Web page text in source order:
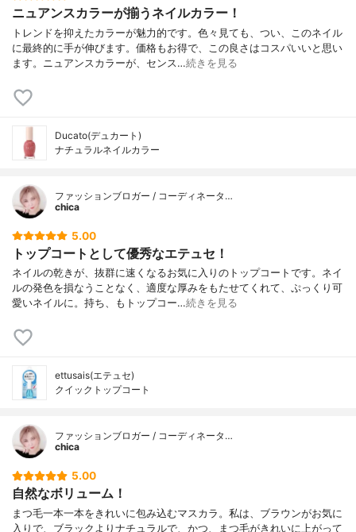
ニュアンスカラーが揃うネイルカラー！
トレンドを抑えたカラーが魅力的です。色々見ても、つい、このネイル
に最終的に手が伸びます。価格もお得で、この良さはコスパいいと思い
ます。ニュアンスカラーが、センス…続きを見る
Ducato(デュカート)
ナチュラルネイルカラー
ファッションブロガー / コーディネータ…
chica
5.00
トップコートとして優秀なエテュセ！
ネイルの乾きが、抜群に速くなるお気に入りのトップコートです。ネイ
ルの発色を損なうことなく、適度な厚みをもたせてくれて、ぷっくり可
愛いネイルに。持ち、もトップコー…続きを見る
ettusais(エテュセ)
クイックトップコート
ファッションブロガー / コーディネータ…
chica
5.00
自然なボリューム！
まつ毛一本一本をきれいに包み込むマスカラ。私は、ブラウンがお気に
入りで、ブラックよりナチュラルで、かつ、まつ毛がきれいに上がって